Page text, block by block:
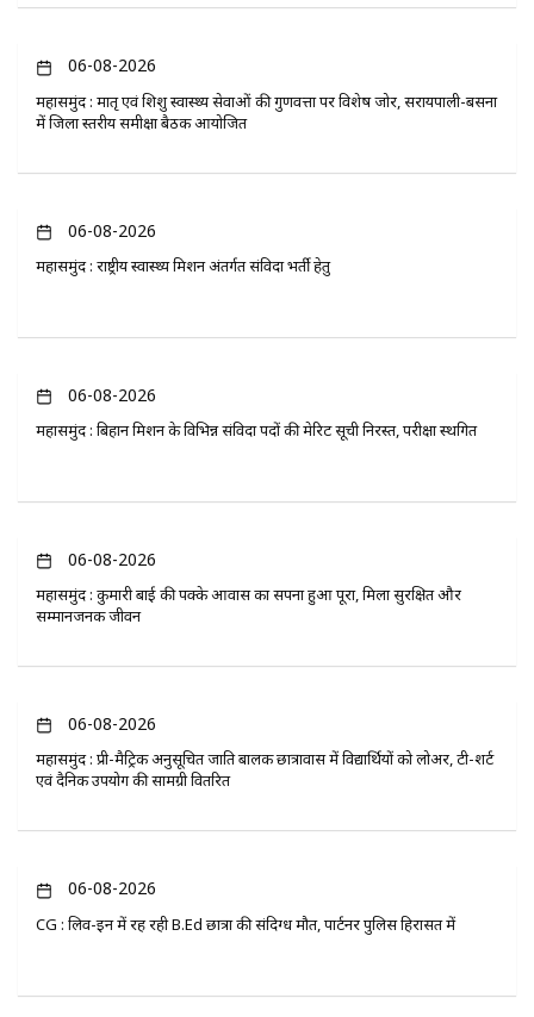
06-08-2026
महासमुंद : मातृ एवं शिशु स्वास्थ्य सेवाओं की गुणवत्ता पर विशेष जोर, सरायपाली-बसना
में जिला स्तरीय समीक्षा बैठक आयोजित
06-08-2026
महासमुंद : राष्ट्रीय स्वास्थ्य मिशन अंतर्गत संविदा भर्ती हेतु
06-08-2026
महासमुंद : बिहान मिशन के विभिन्न संविदा पदों की मेरिट सूची निरस्त, परीक्षा स्थगित
06-08-2026
महासमुंद : कुमारी बाई की पक्के आवास का सपना हुआ पूरा, मिला सुरक्षित और
सम्मानजनक जीवन
06-08-2026
महासमुंद : प्री-मैट्रिक अनुसूचित जाति बालक छात्रावास में विद्यार्थियों को लोअर, टी-शर्ट
एवं दैनिक उपयोग की सामग्री वितरित
06-08-2026
CG : लिव-इन में रह रही B.Ed छात्रा की संदिग्ध मौत, पार्टनर पुलिस हिरासत में